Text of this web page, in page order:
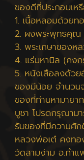
ของดีที่ประกอบเ
1. เนื้อหลอมด้วย
2. ผงพระพุทธคุณ
3. พระเกษาของ
4. แร่มหานิล (คง
5. หนังเสือลงด้ว
ของมีน้อย จำนวน
ของที่ท่านหามายา
บูชา โปรดกรุณาม
รับของที่มีความศั
หลวงพ่อเต๋ คงทอ
วัดสามง่าม อ.กำ